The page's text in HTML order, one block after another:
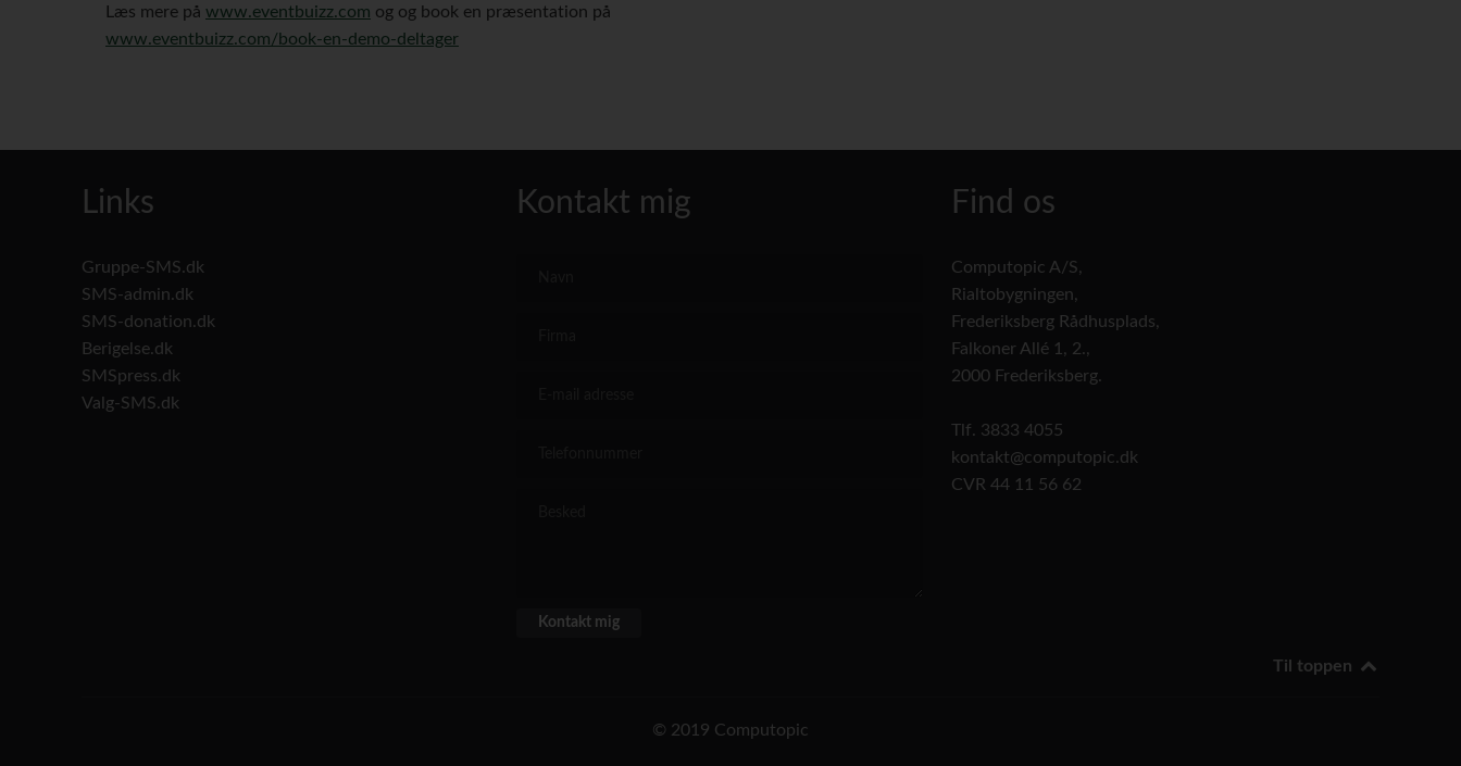
Læs mere på www.eventbuizz.com og og book en præsentation på
www.eventbuizz.com/book-en-demo-deltager
Links
Gruppe-SMS.dk
SMS-admin.dk
SMS-donation.dk
Berigelse.dk
SMSpress.dk
Valg-SMS.dk
Kontakt mig Find os
Computopic A/S,
Rialtobygningen,
Frederiksberg Rådhusplads,
Falkoner Allé 1, 2.,
2000 Frederiksberg.
Tlf. 3833 4055
kontakt@computopic.dk
CVR 44 11 56 62
Til toppen
© 2019 Computopic